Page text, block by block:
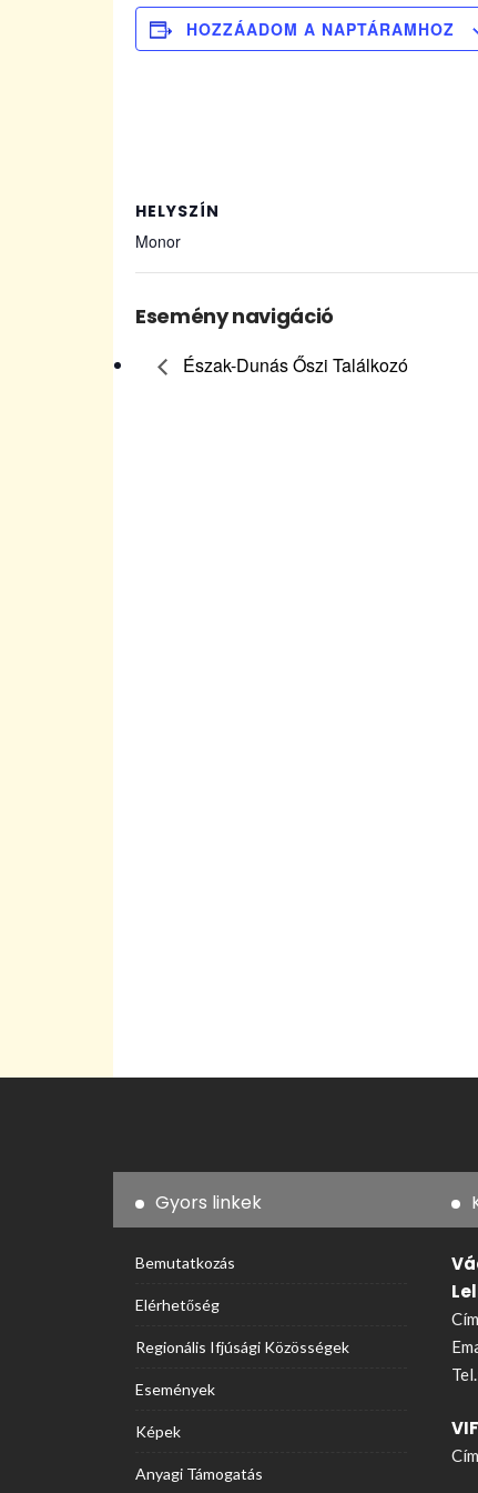
HOZZÁADOM A NAPTÁRAMHOZ
HELYSZÍN
Monor
Esemény navigáció
Észak-Dunás Őszi Találkozó
Gyors linkek
Bemutatkozás
Elérhetőség
Regionális Ifjúsági Közösségek
Események
Képek
Anyagi Támogatás